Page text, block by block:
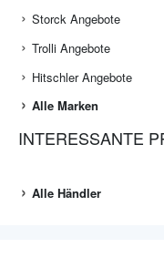
Storck Angebote
Trolli Angebote
Hitschler Angebote
Alle Marken
INTERESSANTE
Alle Händler